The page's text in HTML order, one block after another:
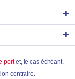
portet, le cas échéant,
contraire.